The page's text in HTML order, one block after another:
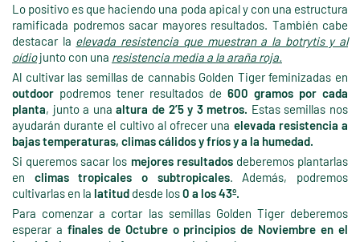
Lo positivo es que haciendo una poda apical y con una estructura
ramificada podremos sacar mayores resultados. También cabe
destacar la elevada resistencia que muestran a la botrytis y al
oídiojunto con una resistencia media a la araña roja.
Al cultivar las semillas de cannabis Golden Tiger feminizadas en
outdoor podremos tener resultados de 600 gramos por cada
planta, junto a unaaltura de 2’5 y 3 metros. Estas semillas nos
ayudarán durante el cultivo al ofrecer una elevada resistencia a
bajas temperaturas, climas cálidos y fríos y a la humedad.
Si queremos sacar los mejores resultadosdeberemos plantarlas
en climas tropicales o subtropicales. Además, podremos
cultivarlas en la latitud desde los0 a los 43º.
Para comenzar a cortar las semillas Golden Tiger deberemos
esperar a finales de Octubre o principios de Noviembre en el